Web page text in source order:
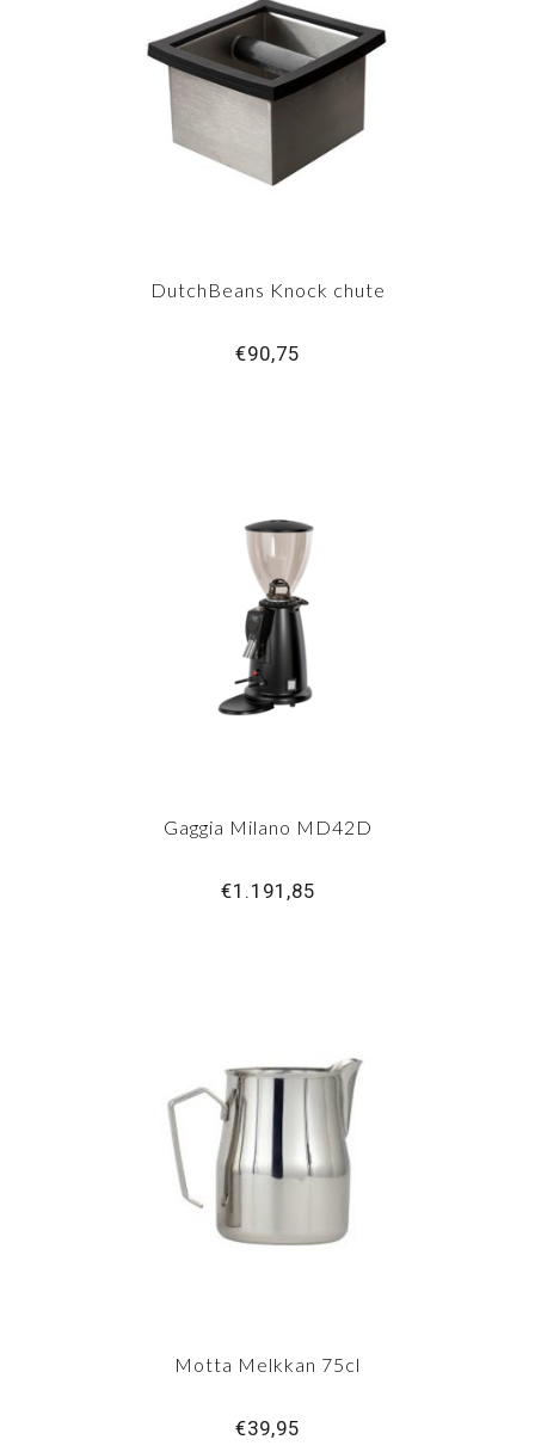
DutchBeans Knock chute
€90,75
Gaggia Milano MD42D
€1.191,85
Motta Melkkan 75cl
€39,95